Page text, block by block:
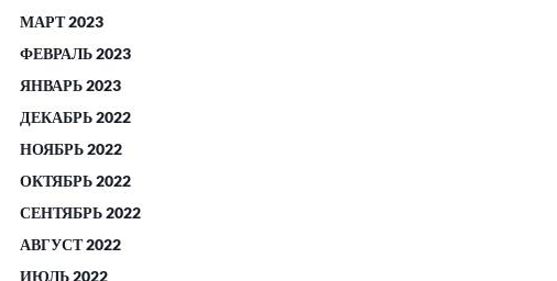
МАРТ 2023
ФЕВРАЛЬ 2023
ЯНВАРЬ 2023
ДЕКАБРЬ 2022
НОЯБРЬ 2022
ОКТЯБРЬ 2022
СЕНТЯБРЬ 2022
АВГУСТ 2022
ИЮЛЬ 2022